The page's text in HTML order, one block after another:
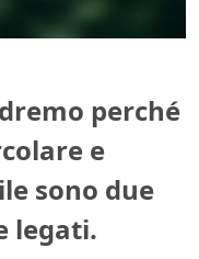
perché
e
sono due
legati.